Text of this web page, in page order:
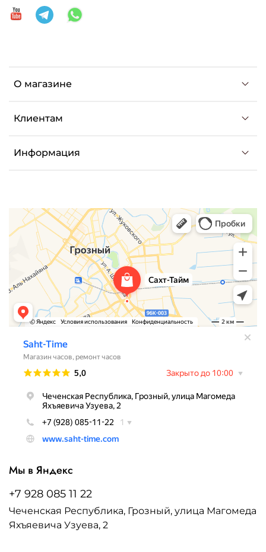
О магазине
Клиентам
Информация
Мы в Яндекс
+7 928 085 11 22
Чеченская Республика, Грозный, улица Магомеда
Яхъяевича Узуева, 2